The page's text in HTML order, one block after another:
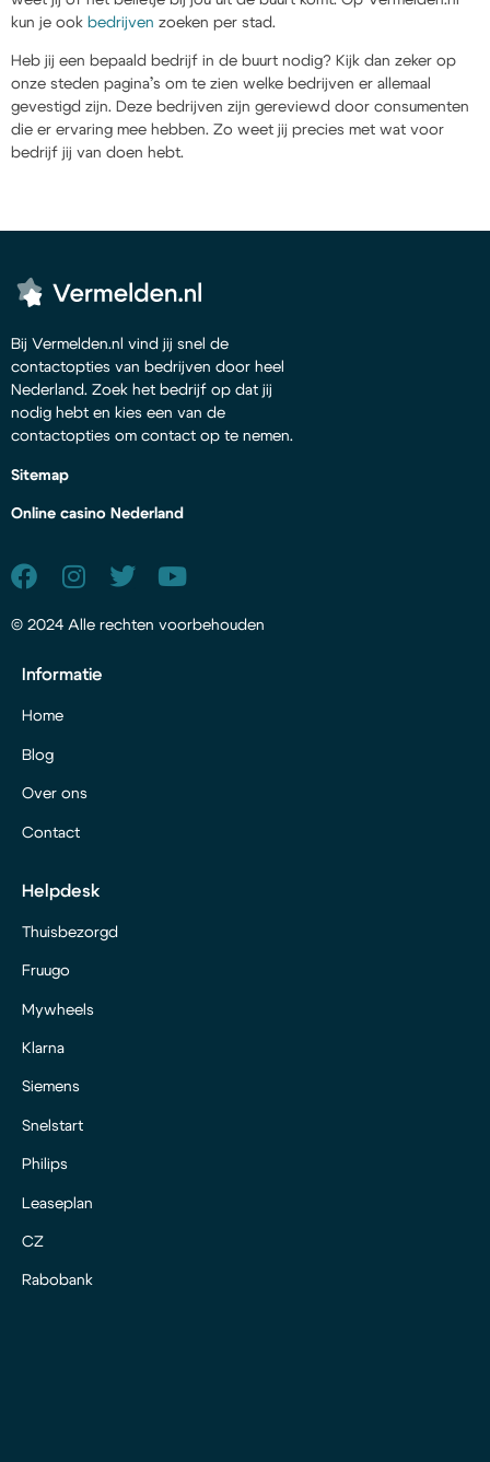
kun je ook bedrijven zoeken per stad.
Heb jij een bepaald bedrijf in de buurt nodig? Kijk dan zeker op
onze steden pagina’s om te zien welke bedrijven er allemaal
gevestigd zijn. Deze bedrijven zijn gereviewd door consumenten
die er ervaring mee hebben. Zo weet jij precies met wat voor
bedrijf jij van doen hebt.
Bij Vermelden.nl vind jij snel de
contactopties van bedrijven door heel
Nederland. Zoek het bedrijf op dat jij
nodig hebt en kies een van de
contactopties om contact op te nemen.
Sitemap
Online casino Nederland
© 2024 Alle rechten voorbehouden
Informatie
Home
Blog
Over ons
Contact
Helpdesk
Thuisbezorgd
Fruugo
Mywheels
Klarna
Siemens
Snelstart
Philips
Leaseplan
CZ
Rabobank